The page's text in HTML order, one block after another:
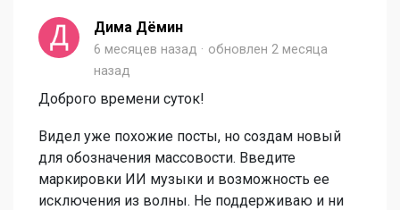
Дима Дёмин
6 месяцев назад обновлен 2 месяца
назад
Доброго времени суток!
Видел уже похожие посты, но создам новый
для обозначения массовости. Введите
маркировки ИИ музыки и возможность ее
исключения из волны. Не поддерживаю и ни